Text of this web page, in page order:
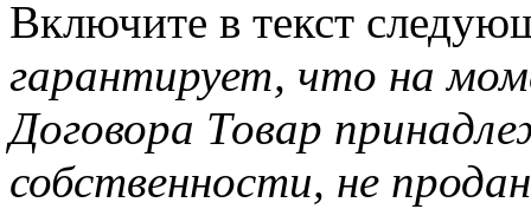
Включите в текст
гарантирует, что на
Договора Товар
собственности, не